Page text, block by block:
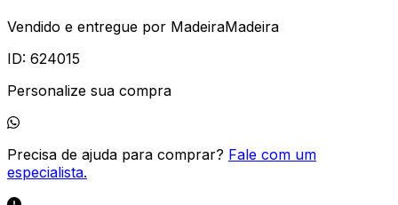
Vendido e entregue por MadeiraMadeira
ID: 624015
Personalize sua compra
Precisa de ajuda para comprar? Fale com um
especialista.